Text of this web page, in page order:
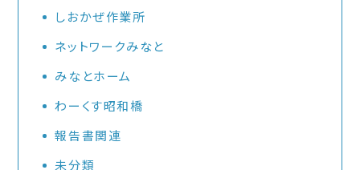
しおかぜ作業所
ネットワークみなと
みなとホーム
わーくす昭和橋
報告書関連
未分類